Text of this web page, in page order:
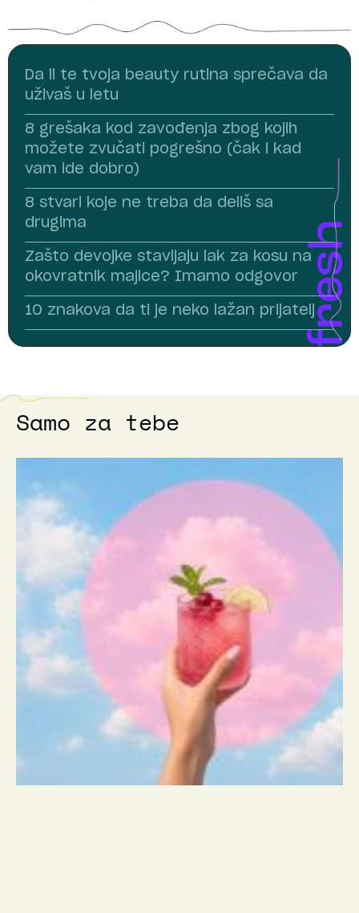
Da li te tvoja beauty rutina sprečava da
uživaš u letu
8 grešaka kod zavođenja zbog kojih
možete zvučati pogrešno (čak i kad
vam ide dobro)
8 stvari koje ne treba da deliš sa
drugima
Zašto devojke stavljaju lak za kosu na
okovratnik majice? Imamo odgovor
10 znakova da ti je neko lažan prijatelj
Samo za tebe